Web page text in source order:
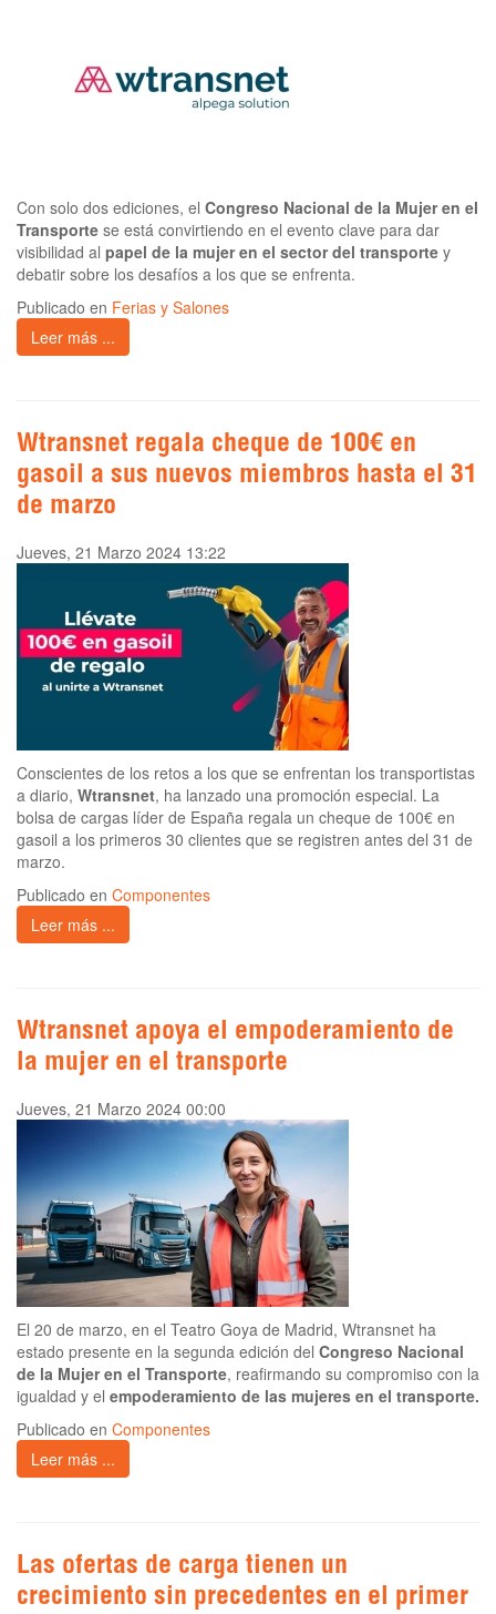
Con solo dos ediciones, el Congreso Nacional de la Mujer en el
Transporte se está convirtiendo en el evento clave para dar
visibilidad al papel de la mujer en el sector del transporte y
debatir sobre los desafíos a los que se enfrenta.
Publicado en Ferias y Salones
Leer más ...
Wtransnet regala cheque de 100€ en
gasoil a sus nuevos miembros hasta el 31
de marzo
Jueves, 21 Marzo 2024 13:22
Conscientes de los retos a los que se enfrentan los transportistas
a diario, Wtransnet, ha lanzado una promoción especial. La
bolsa de cargas líder de España regala un cheque de 100€ en
gasoil a los primeros 30 clientes que se registren antes del 31 de
marzo.
Publicado en Componentes
Leer más ...
Wtransnet apoya el empoderamiento de
la mujer en el transporte
Jueves, 21 Marzo 2024 00:00
El 20 de marzo, en el Teatro Goya de Madrid, Wtransnet ha
estado presente en la segunda edición del Congreso Nacional
de la Mujer en el Transporte, reafirmando su compromiso con la
igualdad y el empoderamiento de las mujeres en el transporte.
Publicado en Componentes
Leer más ...
Las ofertas de carga tienen un
crecimiento sin precedentes en el primer